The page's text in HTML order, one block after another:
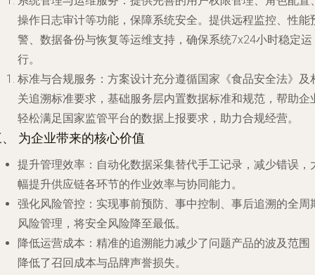
操作日志审计等功能，保障系统安全。提供远程监控、性能
警、数据备份与恢复等运维支持，确保系统7x24小时稳定运
行。
标准与合规服务 ：方案设计充分遵循国家《食品安全法》及
关追溯标准要求，基础服务层内置数据标准和规范，帮助企
轻松满足国家监管平台的数据上报要求，助力合规经营。
为企业带来的核心价值
提升管理效率 ：自动化数据采集替代手工记录，减少错误，
幅提升供应链各环节的作业效率与协同能力。
强化风险管控 ：实现事前预防、事中控制、事后追溯的全周
风险管理，将安全风险降至最低。
降低运营成本 ：精准的追溯能力减少了问题产品的波及范围
降低了召回成本与品牌声誉损失。